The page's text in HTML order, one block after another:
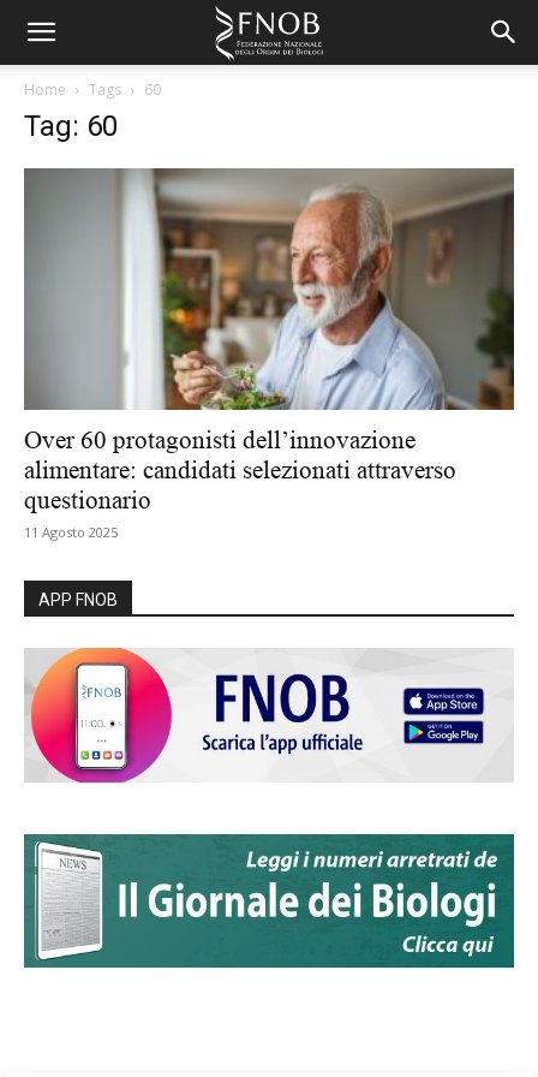
Home Tags 60
Tag: 60
Over 60 protagonisti dell’innovazione
alimentare: candidati selezionati attraverso
questionario
11 Agosto 2025
APP FNOB